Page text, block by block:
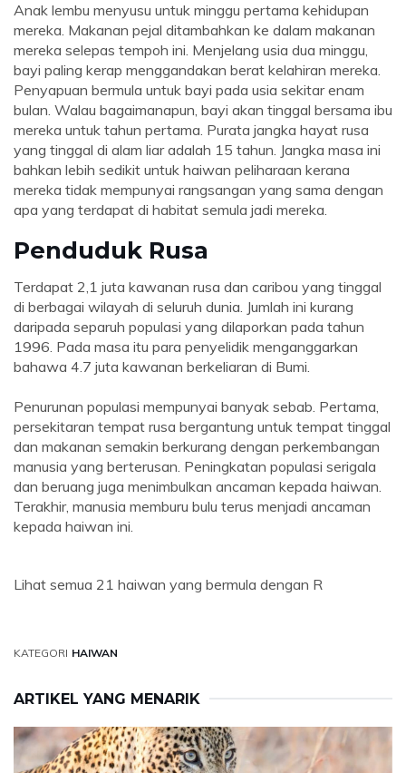
Anak lembu menyusu untuk minggu pertama kehidupan
mereka. Makanan pejal ditambahkan ke dalam makanan
mereka selepas tempoh ini. Menjelang usia dua minggu,
bayi paling kerap menggandakan berat kelahiran mereka.
Penyapuan bermula untuk bayi pada usia sekitar enam
bulan. Walau bagaimanapun, bayi akan tinggal bersama ibu
mereka untuk tahun pertama. Purata jangka hayat rusa
yang tinggal di alam liar adalah 15 tahun. Jangka masa ini
bahkan lebih sedikit untuk haiwan peliharaan kerana
mereka tidak mempunyai rangsangan yang sama dengan
apa yang terdapat di habitat semula jadi mereka.
Penduduk Rusa
Terdapat 2,1 juta kawanan rusa dan caribou yang tinggal
di berbagai wilayah di seluruh dunia. Jumlah ini kurang
daripada separuh populasi yang dilaporkan pada tahun
1996. Pada masa itu para penyelidik menganggarkan
bahawa 4.7 juta kawanan berkeliaran di Bumi.
Penurunan populasi mempunyai banyak sebab. Pertama,
persekitaran tempat rusa bergantung untuk tempat tinggal
dan makanan semakin berkurang dengan perkembangan
manusia yang berterusan. Peningkatan populasi serigala
dan beruang juga menimbulkan ancaman kepada haiwan.
Terakhir, manusia memburu bulu terus menjadi ancaman
kepada haiwan ini.
Lihat semua 21 haiwan yang bermula dengan R
KATEGORI HAIWAN
ARTIKEL YANG MENARIK